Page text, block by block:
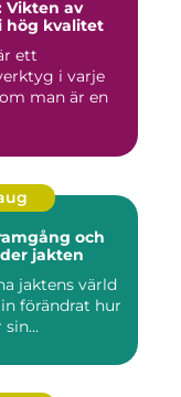
Vikten av
hög kvalitet
ett
i varje
man är en
och
jakten
jaktens värld
förändrat hur
sin...